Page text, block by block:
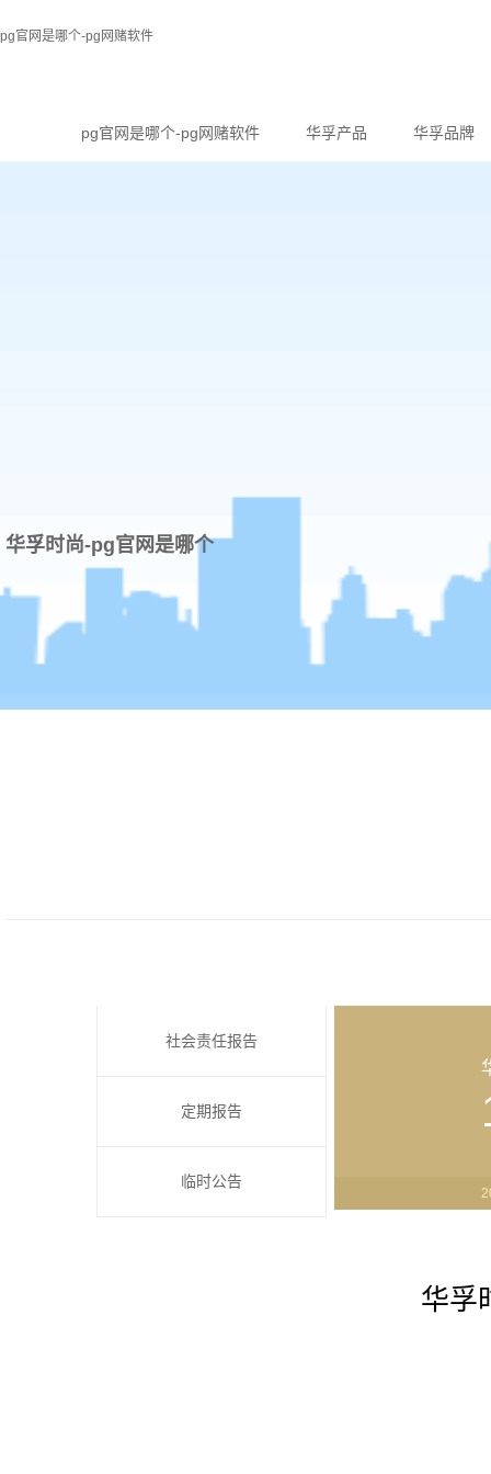
pg官网是哪个-pg网赌软件
pg官网是哪个-pg网赌软件 华孚产品 华孚品牌
华孚时尚-pg官网是哪个
社会责任报告
定期报告
临时公告
华孚